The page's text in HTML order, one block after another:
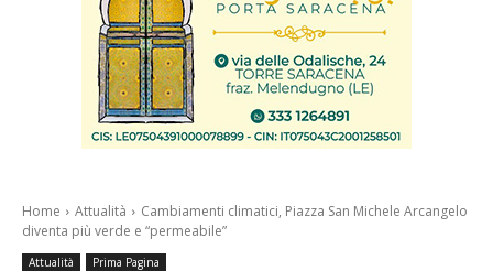
Home Attualità
Cambiamenti climatici, Piazza San Michele Arcangelo
diventa più verde e “permeabile”
Attualità Prima Pagina